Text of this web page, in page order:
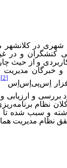
شهری در
کنشگران و در
و از حیث
نظرات 38 نفر
اِس‌پی‌اِس‌اِس
[2]
بررسی و ارزیابی
نظام
و سبب شده تا
نظام مدیریت